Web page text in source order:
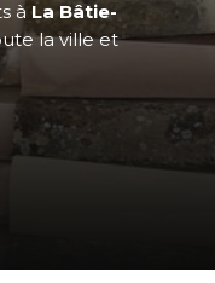
à La Bâtie-
la ville et